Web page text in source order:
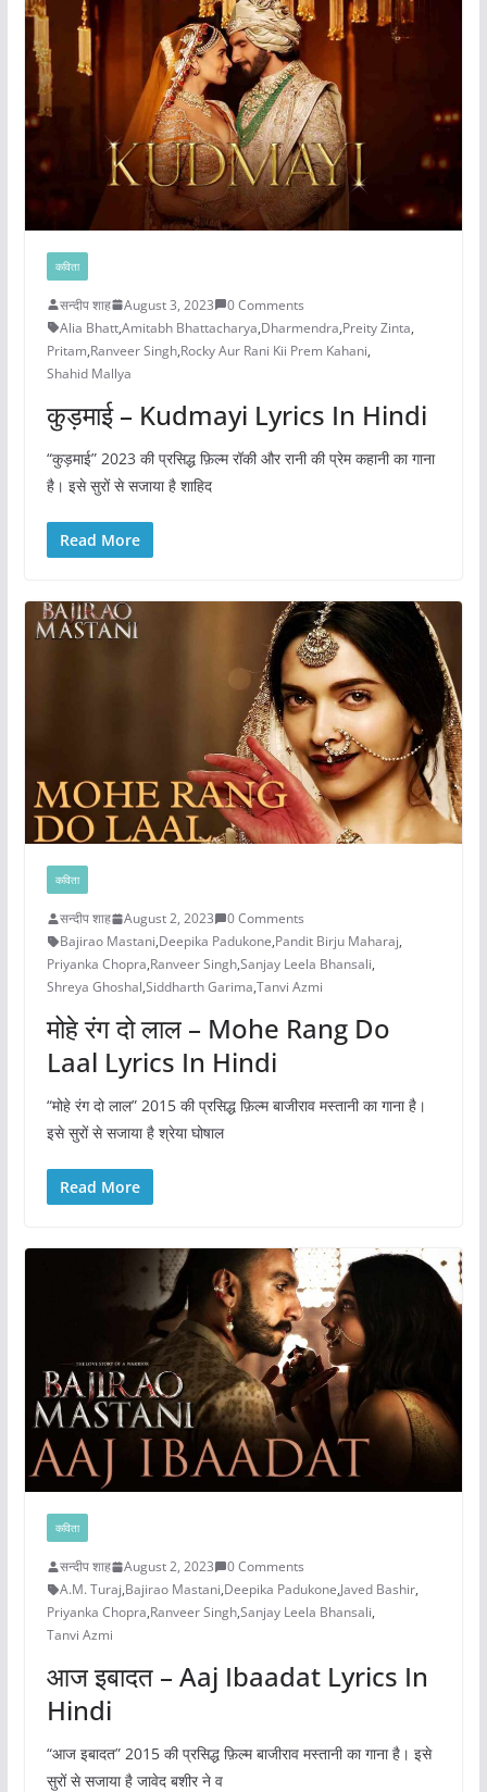
कविता
सन्दीप शाह August 3, 2023
0 Comments
Alia Bhatt,Amitabh Bhattacharya,Dharmendra,Preity Zinta,
Pritam,Ranveer Singh,Rocky Aur Rani Kii Prem Kahani,
Shahid Mallya
कुड़माई – Kudmayi Lyrics In Hindi
“कुड़माई” 2023 की प्रसिद्ध फ़िल्म रॉकी और रानी की प्रेम कहानी का गाना
है। इसे सुरों से सजाया है शाहिद
Read More
कविता
सन्दीप शाह August 2, 2023
0 Comments
Bajirao Mastani,Deepika Padukone,Pandit Birju Maharaj,
Priyanka Chopra,Ranveer Singh,Sanjay Leela Bhansali,
Shreya Ghoshal,Siddharth Garima,Tanvi Azmi
मोहे रंग दो लाल – Mohe Rang Do
Laal Lyrics In Hindi
“मोहे रंग दो लाल” 2015 की प्रसिद्ध फ़िल्म बाजीराव मस्तानी का गाना है।
इसे सुरों से सजाया है श्रेया घोषाल
Read More
कविता
सन्दीप शाह August 2, 2023
0 Comments
A.M. Turaj,Bajirao Mastani,Deepika Padukone,Javed Bashir,
Priyanka Chopra,Ranveer Singh,Sanjay Leela Bhansali,
Tanvi Azmi
आज इबादत – Aaj Ibaadat Lyrics In
Hindi
“आज इबादत” 2015 की प्रसिद्ध फ़िल्म बाजीराव मस्तानी का गाना है। इसे
सुरों से सजाया है जावेद बशीर ने व